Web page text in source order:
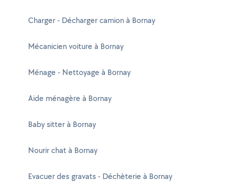
Charger - Décharger camion à Bornay
Mécanicien voiture à Bornay
Ménage - Nettoyage à Bornay
Aide ménagère à Bornay
Baby sitter à Bornay
Nourir chat à Bornay
Evacuer des gravats - Déchèterie à Bornay